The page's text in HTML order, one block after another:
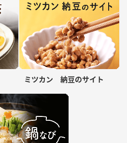
ミツカン 納豆のサイト